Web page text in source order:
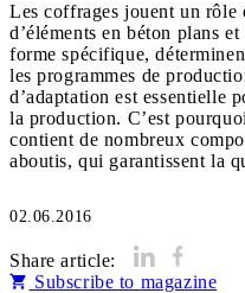
Les coffrages jouent un rôle
d’éléments en béton plans
forme spécifique,
les programmes de
d’adaptation est essentielle
la production. C’est
contient de nombreux
aboutis, qui garantissent la
02.06.2016
Share article:
Subscribe to magazine